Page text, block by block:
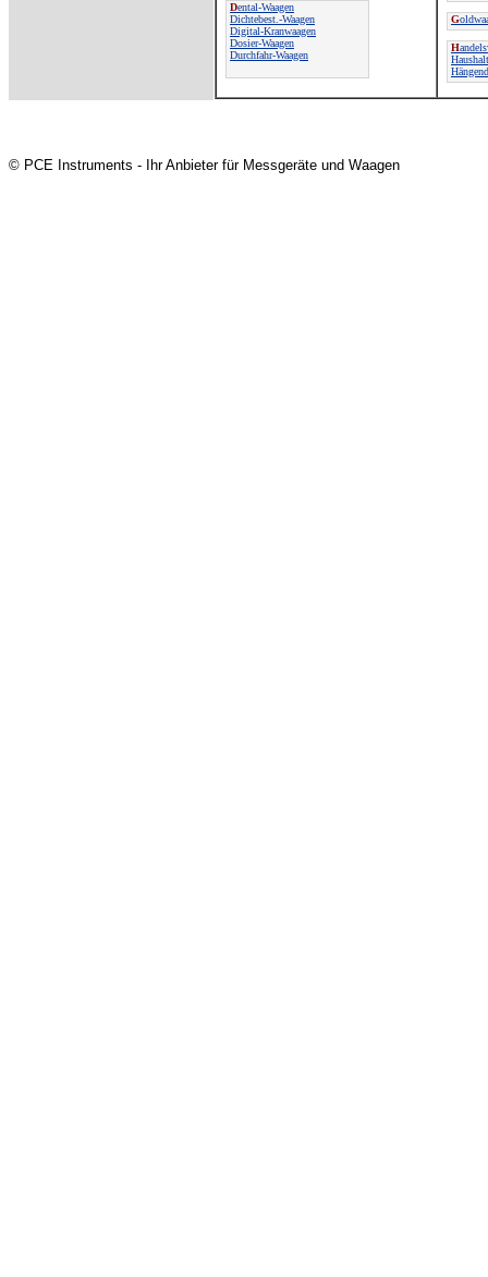
Dental-Waagen
Dichtebest.-Waagen
Digital-Kranwaagen
Dosier-Waagen
Durchfahr-Waagen
G
H
© PCE Instruments - Ihr Anbieter für Messgeräte und Waagen